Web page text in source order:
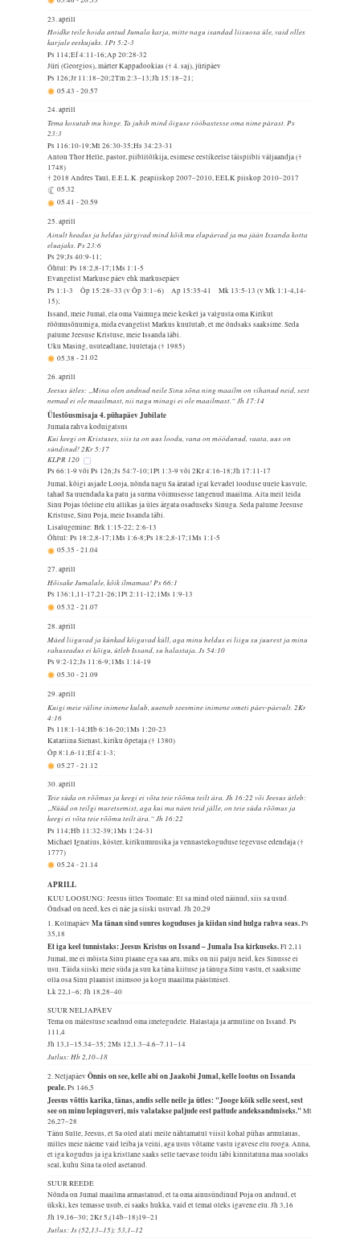
23. aprill
Hoidke teile hoida antud Jumala karja, mitte nagu isandad liisuosa üle, vaid olles
karjale eeskujuks. 1Pt 5:2-3
Ps 114;Ef 4:11-16;Ap 20:28-32
Jüri (Georgios), märter Kappadookias († 4. saj), jüripäev
Ps 126;Jr 11:18–20;2Tm 2:3–13;Jh 15:18–21;
05.43-20.57
24. aprill
Tema kosutab mu hinge. Ta juhib mind õiguse rööbastesse oma nime pärast. Ps
23:3
Ps 116:10-19;Mt 26:30-35;Hs 34:23-31
Anton Thor Helle, pastor, piiblitõlkija, esimese eestikeelse täispiibli väljaandja (†
1748)
† 2018 Andres Taul, E.E.L.K. peapiiskop 2007–2010, EELK piiskop 2010–2017
05.32
05.41-20.59
25. aprill
Ainult headus ja heldus järgivad mind kõik mu elupäevad ja ma jään Issanda kotta
eluajaks. Ps 23:6
Ps 29;Js 40:9-11;
Õhtul: Ps 18:2,8-17;1Ms 1:1-5
Evangelist Markuse päev ehk markusepäev
Ps 1:1-3 Õp 15:28–33 (v Õp 3:1–6) Ap 15:35-41 Mk 13:5-13 (v Mk 1:1-4,14-
15);
Issand, meie Jumal, ela oma Vaimuga meie keskel ja valgusta oma Kirikut
rõõmusõnumiga, mida evangelist Markus kuulutab, et me õndsaks saaksime. Seda
palume Jeesuse Kristuse, meie Issanda läbi.
Uku Masing, usuteadlane, luuletaja († 1985)
05.38-21.02
26. aprill
Jeesus ütles: „Mina olen andnud neile Sinu sõna ning maailm on vihanud neid, sest
nemad ei ole maailmast, nii nagu minagi ei ole maailmast.“ Jh 17:14
Ülestõusmisaja 4. pühapäev Jubilate
Jumala rahva koduigatsus
Kui keegi on Kristuses, siis ta on uus loodu, vana on möödunud, vaata, uus on
sündinud! 2Kr 5:17
KLPR 120
Ps 66:1-9 või Ps 126;Js 54:7-10;1Pt 1:3-9 või 2Kr 4:16-18;Jh 17:11-17
Jumal, kõigi asjade Looja, nõnda nagu Sa äratad igal kevadel looduse uuele kasvule,
tahad Sa uuendada ka patu ja surma võimusesse langenud maailma. Aita meil leida
Sinu Pojas tõeline elu allikas ja üles ärgata osaduseks Sinuga. Seda palume Jeesuse
Kristuse, Sinu Poja, meie Issanda läbi.
Lisalugemine: Brk 1:15-22; 2:6-13
Õhtul: Ps 18:2,8-17;1Ms 1:6-8;Ps 18:2,8-17;1Ms 1:1-5
05.35-21.04
27. aprill
Hõisake Jumalale, kõik ilmamaa! Ps 66:1
Ps 136:1,11-17,21-26;1Pt 2:11-12;1Ms 1:9-13
05.32-21.07
28. aprill
Mäed liiguvad ja künkad kõiguvad küll, aga minu heldus ei liigu su juurest ja minu
rahuseadus ei kõigu, ütleb Issand, su halastaja. Js 54:10
Ps 9:2-12;Js 11:6-9;1Ms 1:14-19
05.30-21.09
29. aprill
Kuigi meie väline inimene kulub, uueneb seesmine inimene ometi päev-päevalt. 2Kr
4:16
Ps 118:1-14;Hb 6:16-20;1Ms 1:20-23
Katariina Sienast, kiriku õpetaja († 1380)
Õp 8:1,6-11;Ef 4:1-3;
05.27-21.12
30. aprill
Teie süda on rõõmus ja keegi ei võta teie rõõmu teilt ära. Jh 16:22 või Jeesus ütleb:
„Nüüd on teilgi muretsemist, aga kui ma näen teid jälle, on teie süda rõõmus ja
keegi ei võta teie rõõmu teilt ära.“ Jh 16:22
Ps 114;Hb 11:32-39;1Ms 1:24-31
Michael Ignatius, köster, kirikumuusika ja vennastekoguduse tegevuse edendaja (†
1777)
05.24-21.14
APRILL
KUU LOOSUNG: Jeesus ütles Toomale: Et sa mind oled näinud, siis sa usud.
Õndsad on need, kes ei näe ja siiski usuvad.Jh 20,29
1. KolmapäevMa tänan sind suures koguduses ja kiidan sind hulga rahva seas.Ps
35,18
Et iga keel tunnistaks: Jeesus Kristus on Issand – Jumala Isa kirkuseks.Fl 2,11
Jumal, me ei mõista Sinu plaane ega saa aru, miks on nii palju neid, kes Sinusse ei
usu. Täida siiski meie süda ja suu ka täna kiituse ja tänuga Sinu vastu, et saaksime
olla osa Sinu plaanist inimsoo ja kogu maailma päästmisel.
Lk 22,1–6; Jh 18,28–40
SUUR NELJAPÄEV
Tema on mälestuse seadnud oma imetegudele. Halastaja ja armuline on Issand.Ps
111,4
Jh 13,1–15.34–35; 2Ms 12,1.3–4.6–7.11–14
Jutlus: Hb 2,10–18
2. NeljapäevÕnnis on see, kelle abi on Jaakobi Jumal, kelle lootus on Issanda
peale.Ps 146,5
Jeesus võttis karika, tänas, andis selle neile ja ütles: "Jooge kõik selle seest, sest
see on minu lepinguveri, mis valatakse paljude eest pattude andeksandmiseks."Mt
26,27–28
Tänu Sulle, Jeesus, et Sa oled alati meile nähtamatul viisil kohal pühas armulauas,
milles meie näeme vaid leiba ja veini, aga usus võtame vastu igavese elu rooga. Anna,
et iga kogudus ja iga kristlane saaks selle taevase toidu läbi kinnitatuna maa soolaks
seal, kuhu Sina ta oled asetanud.
SUUR REEDE
Nõnda on Jumal maailma armastanud, et ta oma ainusündinud Poja on andnud, et
ükski, kes temasse usub, ei saaks hukka, vaid et temal oleks igavene elu.Jh 3,16
Jh 19,16–30; 2Kr 5,(14b–18)19–21
Jutlus: Js (52,13–15); 53,1–12